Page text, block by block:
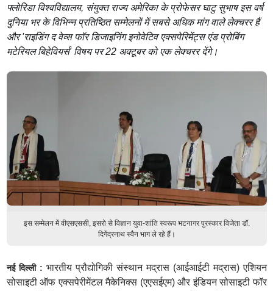
फ्लोरिडा विश्वविद्यालय, संयुक्त राज्य अमेरिका के प्रोफेसर घाटु सुभाष इस वर्ष
दुनिया भर के विभिन्न प्रतिष्ठित सम्मेलनों में सबसे अधिक मांग वाले लेक्चरर हैं
और 'राइडिंग द वेव्स फॉर डिजाइनिंग इनोवेटिव एक्सपेरिमेंट्स एंड प्रोबिंग
मटेरियल बिहेवियर्स' विषय पर 22 अक्टूबर को एक लेक्चरर देंगे।
इस सम्मेलन में वीएसएससी, इसरो से विज्ञान युवा-शांति स्वरूप भटनागर पुरस्कार विजेता डॉ.
दिगेंद्रनाथ स्वैन भाग ले रहे हैं।
नई दिल्ली :भारतीय प्रौद्योगिकी संस्थान मद्रास (आईआईटी मद्रास) एशियन
सोसाइटी ऑफ एक्सपेरीमेंटल मैकेनिक्स (एएसईएम) और इंडियन सोसाइटी फॉर